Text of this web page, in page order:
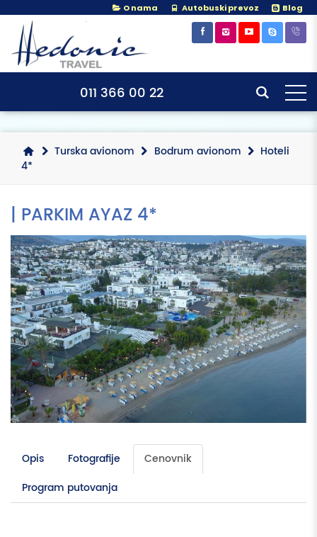
O nama Autobuski prevoz Blog
011 366 00 22
Turska avionom Bodrum avionom
Hoteli
4*
| PARKIM AYAZ 4*
Opis Fotografije
Cenovnik
Program putovanja
×
×